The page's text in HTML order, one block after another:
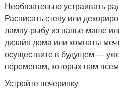
Необязательно устраивать
Расписать стену или
лампу-рыбу из папье-маше
дизайн дома или комнаты
осуществите в будущем —
переменам, которых нам всем
Устройте вечеринку